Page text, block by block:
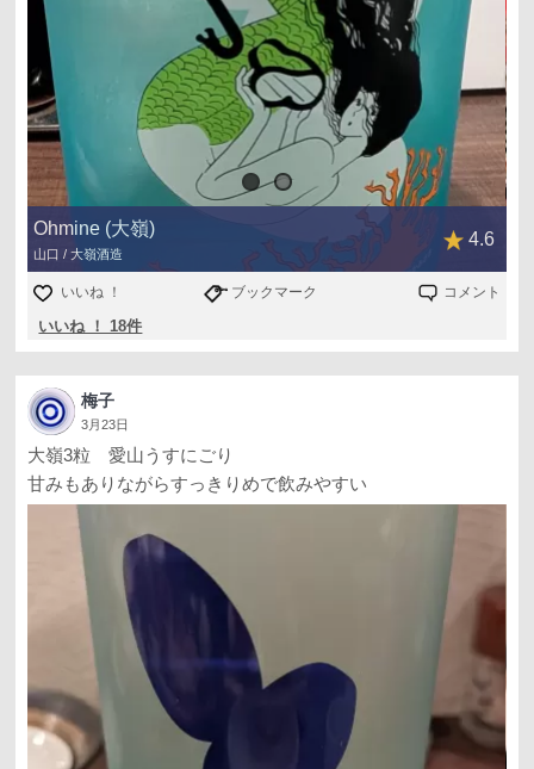
Ohmine (大嶺)
山口 / 大嶺酒造
4.6
いいね ！ ブックマーク コメント
いいね ！ 18件
梅子
3月23日
大嶺3粒 愛山うすにごり
甘みもありながらすっきりめで飲みやすい